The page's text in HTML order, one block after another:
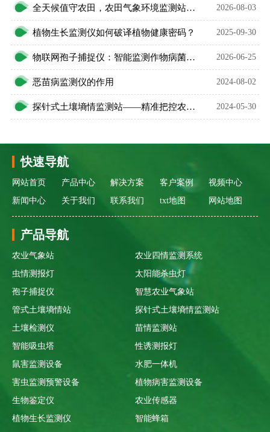
全天候值守农田，农田气象环境监测站升级智慧农业 2026-08-03
植物生长监测仪如何破译植物健康密码？ 2025-09-30
物联网孢子捕捉仪：智能监测作物病菌，筑牢农林病虫害防控防线 2026-06-25
恶苗病监测仪的作用 2024-08-02
探针式土壤墒情监测站——精准把控农田“水密码” 2024-05-30
快速导航
网站首页 产品中心 解决方案 客户案例
视频中心
新闻中心
关于我们 联系我们 txt地图 网站地图
产品导航
农业气象站
农业四情监测系统
虫情测报灯
太阳能杀虫灯
孢子捕捉仪
智慧农业气象站
管式土壤墒情站
探针式土壤墒情监测站
土壤检测仪
苗情监测站
智能吸虫塔
性诱测报灯
鼠害监测设备
水肥一体机
害虫监测预警设备
植物病害监测设备
生物鉴定仪
农业传感器
植物生长监测仪
智能蜂箱